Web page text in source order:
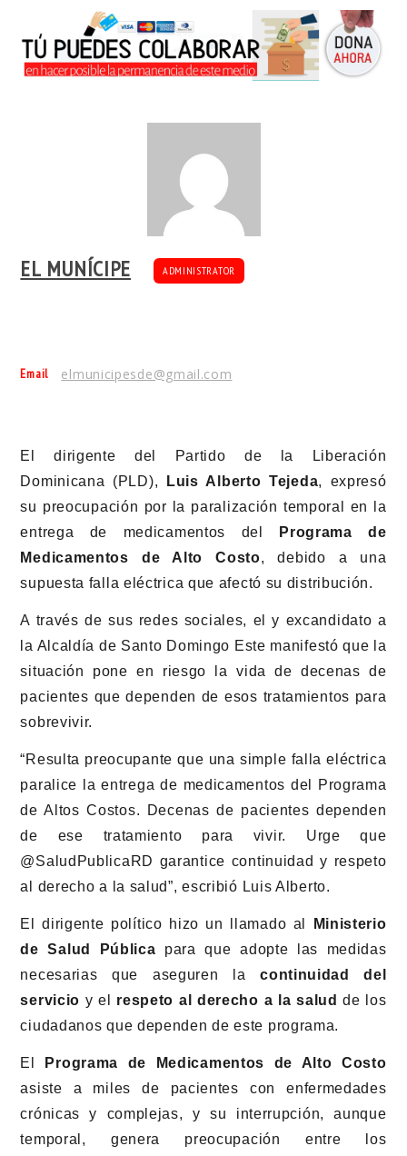
EL MUNÍCIPE ADMINISTRATOR
Email elmunicipesde@gmail.com
El dirigente del Partido de la Liberación
Dominicana (PLD),
Luis Alberto Tejeda, expresó
su preocupación por la paralización temporal en la
entrega de medicamentos del
Programa de
Medicamentos de Alto Costo, debido a una
supuesta falla eléctrica que afectó su distribución.
A través de sus redes sociales, el y excandidato a
la Alcaldía de Santo Domingo Este manifestó que la
situación pone en riesgo la vida de decenas de
pacientes que dependen de esos tratamientos para
sobrevivir.
“Resulta preocupante que una simple falla eléctrica
paralice la entrega de medicamentos del Programa
de Altos Costos. Decenas de pacientes dependen
de ese tratamiento para vivir. Urge que
@SaludPublicaRD garantice continuidad y respeto
al derecho a la salud”, escribió Luis Alberto.
El dirigente político hizo un llamado al
Ministerio
de Salud Pública para que adopte las medidas
necesarias que aseguren lacontinuidad del
servicio y el respeto al derecho a la salud de los
ciudadanos que dependen de este programa.
El
Programa de Medicamentos de Alto Costo
asiste a miles de pacientes con enfermedades
crónicas y complejas, y su interrupción, aunque
temporal, genera preocupación entre los